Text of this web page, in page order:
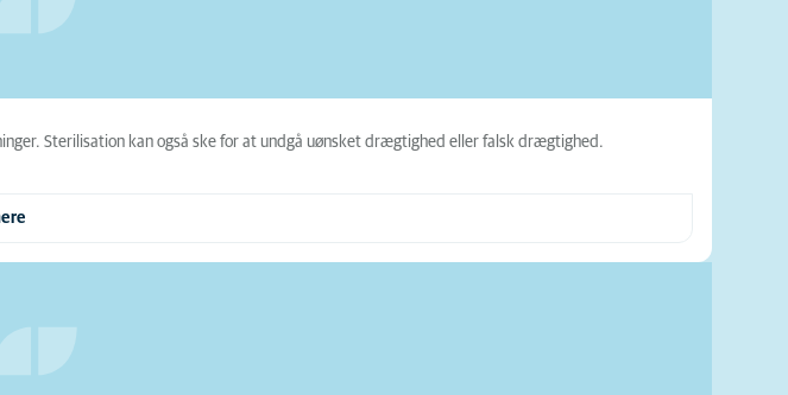
Sterilisation kan også ske for at undgå uønsket drægtighed eller falsk drægtighed.